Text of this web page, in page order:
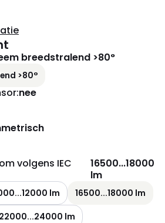
breedstralend >80°
>80°
:nee
combinatie niet mogelijk)
volgens IEC
16500...18000
lm
lm
16500...18000 lm
22000...24000 lm